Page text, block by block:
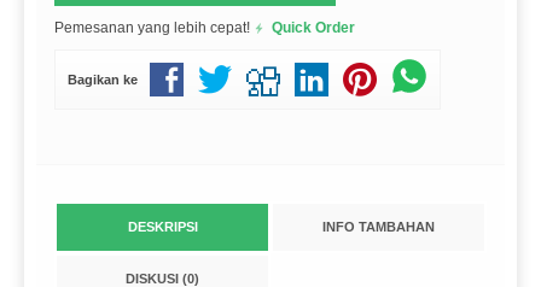
Pemesanan yang lebih cepat! Quick Order
Bagikan ke
DESKRIPSI INFO TAMBAHAN
DISKUSI (0)